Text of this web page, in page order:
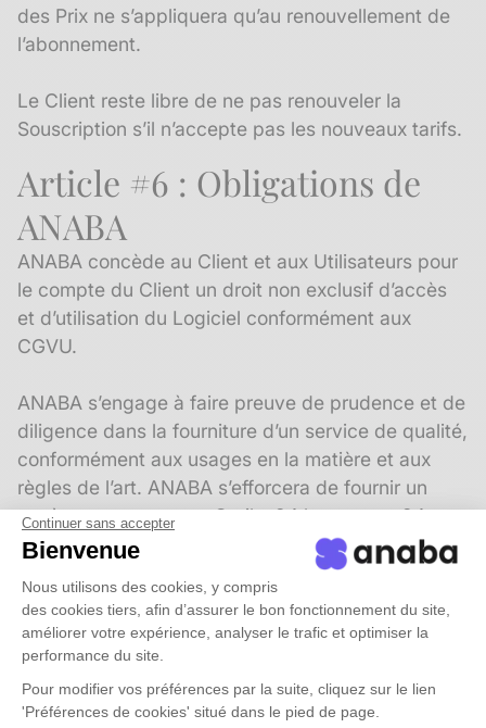
Continuer sans accepter
Bienvenue
Nous utilisons des cookies, y compris
des cookies tiers, afin d’assurer le bon fonctionnement du site,
améliorer votre expérience, analyser le trafic et optimiser la
performance du site.
Pour modifier vos préférences par la suite, cliquez sur le lien
'Préférences de cookies' situé dans le pied de page.
des Prix ne s’appliquera qu’au renouvellement de
l’abonnement.
Le Client reste libre de ne pas renouveler la
Souscription s’il n’accepte pas les nouveaux tarifs.
Article #6 : Obligations de
ANABA
ANABA concède au Client et aux Utilisateurs pour
le compte du Client un droit non exclusif d’accès
et d’utilisation du Logiciel conformément aux
CGVU.
ANABA s’engage à faire preuve de prudence et de
diligence dans la fourniture d’un service de qualité,
conformément aux usages en la matière et aux
règles de l’art. ANABA s’efforcera de fournir un
accès permanent aux Outils, 24 heures sur 24 et
chaque jour sauf en cas de suspension ou de
maintenance programmée visées à l’article 9.1.1
des CGVU, ou en cas de Force Majeure, telle que
définie à l’article 12.5 des CGVU.
Concernant les obligations associées au Contenu
du Client, ANABA s’engage à :